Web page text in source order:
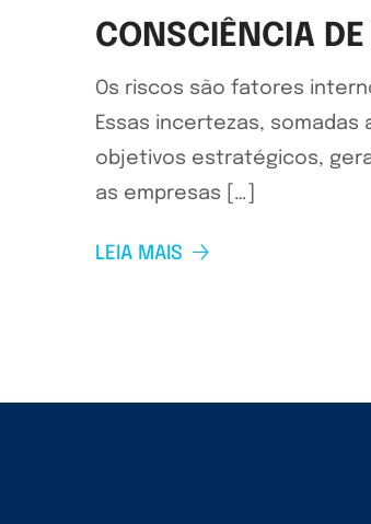
CONSCIÊNCIA
Os riscos são fatores
Essas incertezas,
objetivos estratégicos,
as empresas […]
LEIA MAIS